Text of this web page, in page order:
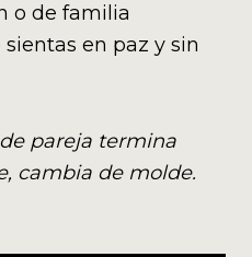
o de familia
en paz y sin
pareja termina
cambia de molde.